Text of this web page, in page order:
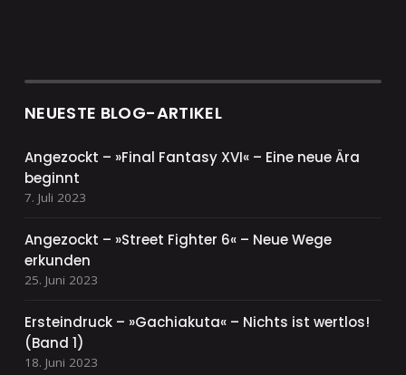
NEUESTE BLOG-ARTIKEL
Angezockt – »Final Fantasy XVI« – Eine neue Ära
beginnt
7. Juli 2023
Angezockt – »Street Fighter 6« – Neue Wege
erkunden
25. Juni 2023
Ersteindruck – »Gachiakuta« – Nichts ist wertlos!
(Band 1)
18. Juni 2023